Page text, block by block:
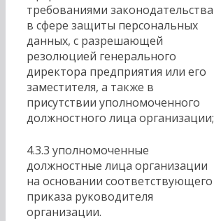
требованиями законодательства
в сфере защиты персональных
данных, с разрешающей
резолюцией генерального
директора предприятия или его
заместителя, а также в
присутствии уполномоченного
должностного лица организации;
4.3.3 уполномоченные
должностные лица организации
на основании соответствующего
приказа руководителя
организации.